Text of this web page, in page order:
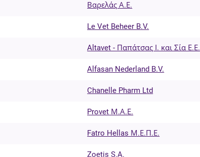
Βαρελάς Α.Ε.
Le Vet Beheer B.V.
Altavet - Παπάτσας Ι. και Σία Ε.Ε.
Alfasan Nederland B.V.
Chanelle Pharm Ltd
Provet Μ.Α.Ε.
Fatro Hellas Μ.Ε.Π.Ε.
Zoetis S.A.